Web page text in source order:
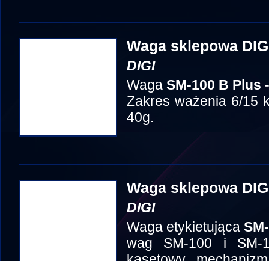
Waga sklepowa
DIGI
Waga SM-100 B Plus
Zakres ważenia 6/15
40g.
Waga sklepowa
DIGI
Waga etykietująca
wag SM-100 i SM-